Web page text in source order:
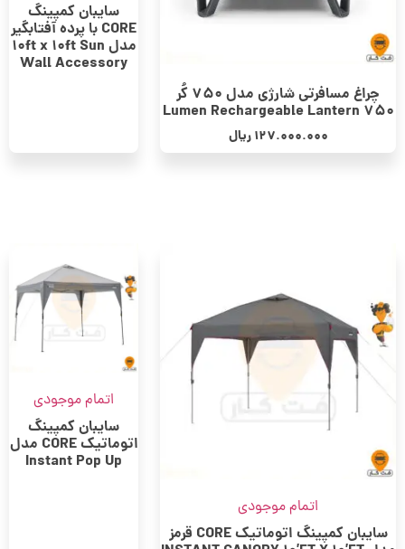
چراغ مسافرتی شارژی مدل 750 کُر
750 Lumen Rechargeable Lantern
127.000.000 ریال
سایبان کمپینگ
CORE با پرده آفتابگیر
مدل 10ft x 10ft Sun
Wall Accessory
اتمام موجودی
سایبان کمپینگ اتوماتیک CORE قرمز
اتمام موجودی
سایبان کمپینگ
اتوماتیک CORE مدل
Instant Pop Up